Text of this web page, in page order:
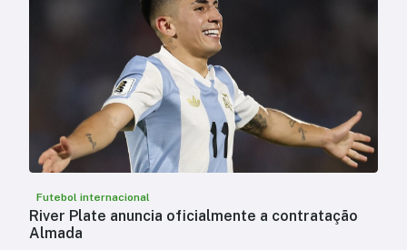
Futebol internacional
River Plate anuncia oficialmente a contratação
Almada